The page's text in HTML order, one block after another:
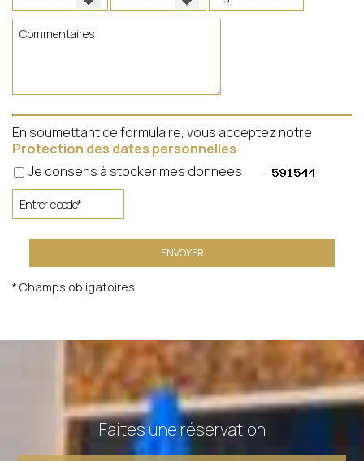
En soumettant ce formulaire, vous acceptez notre
Protection des dates personnelles
Je consens à stocker mes données
ENVOYER
* Champs obligatoires
Faites une réservation